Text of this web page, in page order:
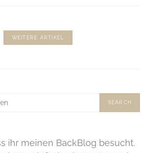
WEITERE ARTIKEL
SEARCH
ihr meinen BackBlog besucht.